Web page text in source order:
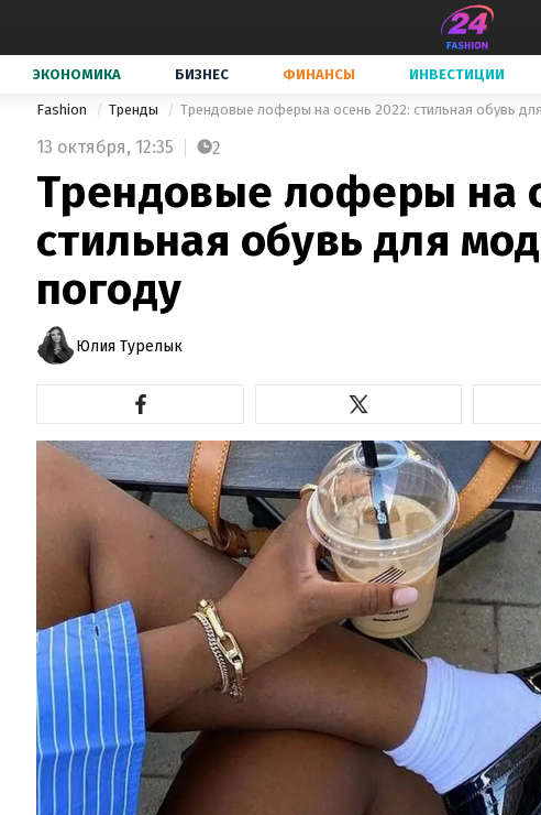
ЭКОНОМИКА БИЗНЕС ФИНАНСЫ ИНВЕСТИЦИИ
Fashion Тренды Трендовые лоферы на осень 2022: стильная обувь
13 октября, 12:35 2
Трендовые лоферы на
стильная обувь для
погоду
Юлия Турелык